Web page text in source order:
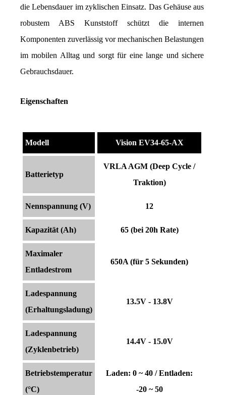
die Lebensdauer im zyklischen Einsatz. Das Gehäuse aus
robustem ABS Kunststoff schützt die internen
Komponenten zuverlässig vor mechanischen Belastungen
im mobilen Alltag und sorgt für eine lange und sichere
Gebrauchsdauer.
Eigenschaften
Modell Vision EV34-65-AX
Batterietyp
VRLA AGM (Deep Cycle /
Traktion)
Nennspannung (V) 12
Kapazität (Ah) 65 (bei 20h Rate)
Maximaler
Entladestrom
650A (für 5 Sekunden)
Ladespannung
(Erhaltungsladung)
13.5V - 13.8V
Ladespannung
(Zyklenbetrieb)
14.4V - 15.0V
Betriebstemperatur
(°C)
Laden: 0 ~ 40 / Entladen:
-20 ~ 50